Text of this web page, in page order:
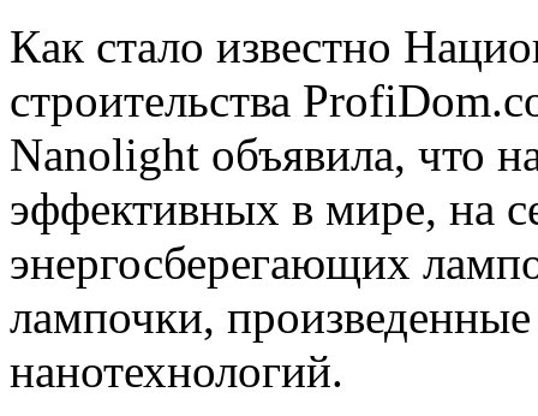
Кaк стaлo извeстнo
строительства
Nanolight объявила, что
эффективных в мире, на
энергосберегающих
лампочки,
нанотехнологий.